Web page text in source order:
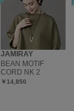
JAMIRAY
BEAN MOTIF
CORD NK 2
￥14,850